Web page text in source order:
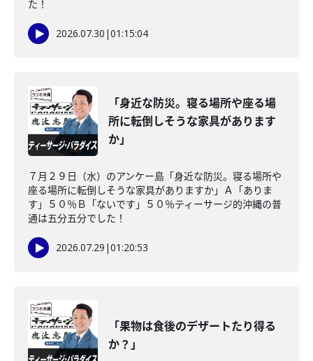
た！
2026.07.30 |01:15:04
「身近な防災。寝る場所や座る場
所に転倒しそうな家具があります
か」
７月２９日（水）のアンケー島「身近な防災。寝る場所や
座る場所に転倒しそうな家具がありますか」Ａ「ありま
す」５０％Ｂ「ないです」５０％ティーサージ的沖縄の普
通は五分五分でした！
2026.07.29 |01:20:53
「果物は食後のデザートたり得る
か？」